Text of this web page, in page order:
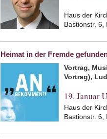
Haus der
Bastionstr. 6,
Heimat in der Fremde
Vortrag,
Vortrag),
19. Januar
Haus der
Bastionstr. 6,